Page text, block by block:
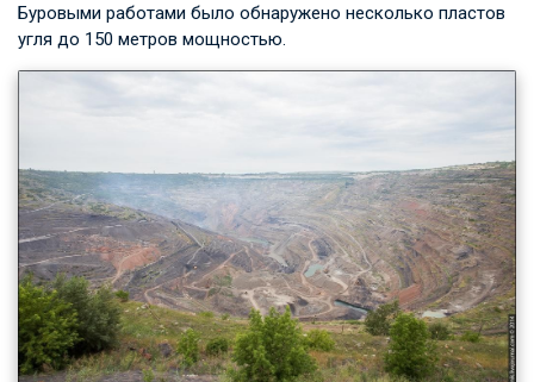
Буровыми работами было обнаружено несколько пластов
угля до 150 метров мощностью.